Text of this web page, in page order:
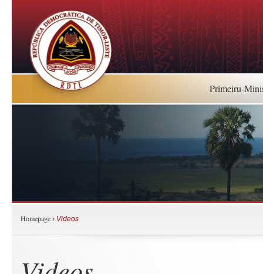
Primeiru-
Homepage › Videos